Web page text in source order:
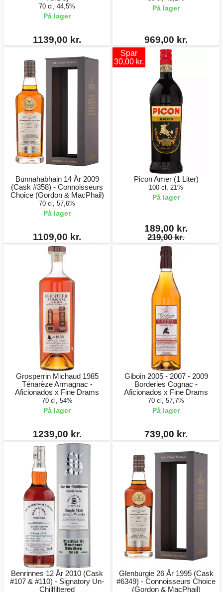
70 cl, 44,5%
På lager
1139,00 kr.
På lager
969,00 kr.
Bunnahabhain 14 År 2009
(Cask #358) - Connoisseurs
Choice (Gordon & MacPhail)
70 cl, 57,6%
På lager
1109,00 kr.
Spar
30,00 kr.
Picon Amer (1 Liter)
100 cl, 21%
På lager
189,00 kr.
219,00 kr.
Grosperrin Michaud 1985
Ténarèze Armagnac -
Aficionados x Fine Drams
70 cl, 54%
På lager
1239,00 kr.
Giboin 2005 - 2007 - 2009
Borderies Cognac -
Aficionados x Fine Drams
70 cl, 57,7%
På lager
739,00 kr.
Benrinnes 12 År 2010 (Cask
#107 & #110) - Signatory Un-
Chillfiltered
Glenburgie 26 År 1995 (Cask
#6349) - Connoisseurs Choice
(Gordon & MacPhail)